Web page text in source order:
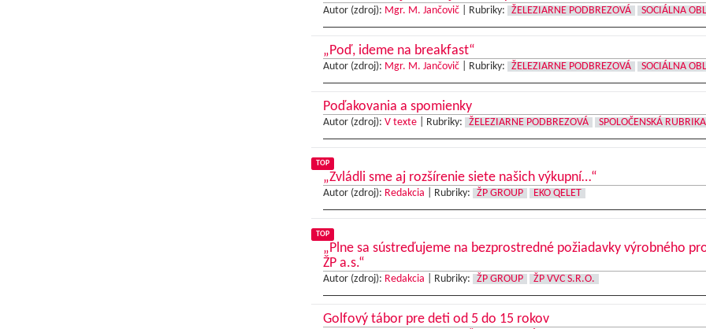
Autor (zdroj): Mgr. M. Jančovič| Rubriky: ŽELEZIARNE PODBREZOVÁ SOCIÁLNA
„Poď, ideme na breakfast“
Autor (zdroj): Mgr. M. Jančovič| Rubriky: ŽELEZIARNE PODBREZOVÁ SOCIÁLNA
Poďakovania a spomienky
Autor (zdroj): V texte| Rubriky: ŽELEZIARNE PODBREZOVÁ SPOLOČENSKÁ RUBRIKA
TOP
„Zvládli sme aj rozšírenie siete našich výkupní…“
Autor (zdroj): Redakcia Rubriky: ŽP GROUP EKO QELET
TOP
„Plne sa sústreďujeme na bezprostredné požiadavky výrobného
ŽP a.s.“
Autor (zdroj): Redakcia Rubriky: ŽP GROUP ŽP VVC S.R.O.
Golfový tábor pre deti od 5 do 15 rokov